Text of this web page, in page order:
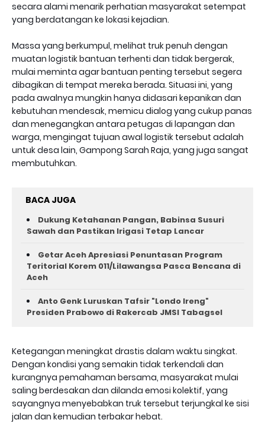
secara alami menarik perhatian masyarakat setempat
yang berdatangan ke lokasi kejadian.
Massa yang berkumpul, melihat truk penuh dengan
muatan logistik bantuan terhenti dan tidak bergerak,
mulai meminta agar bantuan penting tersebut segera
dibagikan di tempat mereka berada. Situasi ini, yang
pada awalnya mungkin hanya didasari kepanikan dan
kebutuhan mendesak, memicu dialog yang cukup panas
dan menegangkan antara petugas di lapangan dan
warga, mengingat tujuan awal logistik tersebut adalah
untuk desa lain, Gampong Sarah Raja, yang juga sangat
membutuhkan.
BACA JUGA
Dukung Ketahanan Pangan, Babinsa Susuri
Sawah dan Pastikan Irigasi Tetap Lancar
Getar Aceh Apresiasi Penuntasan Program
Teritorial Korem 011/Lilawangsa Pasca Bencana di
Aceh ‎
Anto Genk Luruskan Tafsir "Londo Ireng"
Presiden Prabowo di Rakercab JMSI Tabagsel
Ketegangan meningkat drastis dalam waktu singkat.
Dengan kondisi yang semakin tidak terkendali dan
kurangnya pemahaman bersama, masyarakat mulai
saling berdesakan dan dilanda emosi kolektif, yang
sayangnya menyebabkan truk tersebut terjungkal ke sisi
jalan dan kemudian terbakar hebat.